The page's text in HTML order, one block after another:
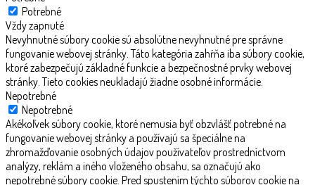
Potrebné
Vždy zapnuté
Nevyhnutné súbory cookie sú absolútne nevyhnutné pre správne
fungovanie webovej stránky. Táto kategória zahŕňa iba súbory cookie,
ktoré zabezpečujú základné funkcie a bezpečnostné prvky webovej
stránky. Tieto cookies neukladajú žiadne osobné informácie.
Nepotrebné
Nepotrebné
Akékoľvek súbory cookie, ktoré nemusia byť obzvlášť potrebné na
fungovanie webovej stránky a používajú sa špeciálne na
zhromažďovanie osobných údajov používateľov prostredníctvom
analýzy, reklám a iného vloženého obsahu, sa označujú ako
nepotrebné súbory cookie. Pred spustením týchto súborov cookie na